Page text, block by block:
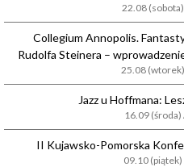
22.08
Collegium Annopolis.
Rudolfa Steinera –
25.08
Jazz u Hoffmana:
16.09 (środa)
II Kujawsko-Pomorska
09.10